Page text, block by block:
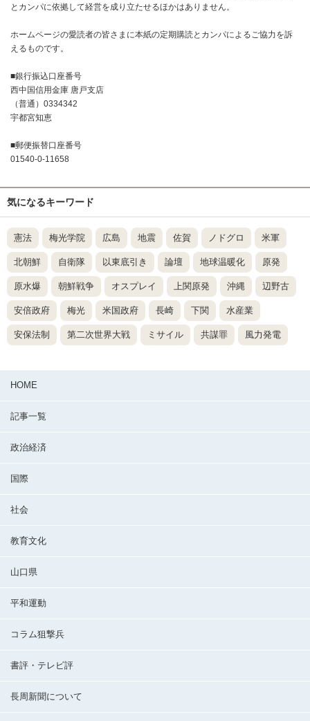
とカンパに依拠して経営を成り立たせるほかはありません。
ホームページの愛読者の皆さまに本紙の定期購読とカンパによるご協力を訴
えるものです。
■銀行振込口座番号
西中国信用金庫 唐戸支店
（普通）0334342
宇都宮知恵
■郵便振替口座番号
01540-0-11658
気になるキーワード
憲法 梅光学院 広島 地震 佐賀 ノドグロ 米軍
北朝鮮 自衛隊 以東底引き 論壇 地球温暖化 原発
原水爆 朝鮮戦争 オスプレイ 上関原発 沖縄 辺野古
安倍政府 梅光 米国政府 長崎 下関 水産業
安保法制 第二次世界大戦 ミサイル 共謀罪 風力発電
HOME
記事一覧
政治経済
国際
社会
教育文化
山口県
平和運動
コラム狙撃兵
書評・テレビ評
長周新聞について